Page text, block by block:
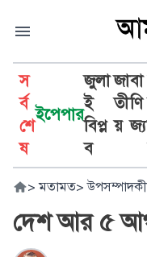
স
র্ব
শে
ষ
ইপেপার
জুলা
ই
বিপ্ল
ব
জা
তী
য়
বা
ণি
জ্য
> মতামত>
দেশ আর ৫